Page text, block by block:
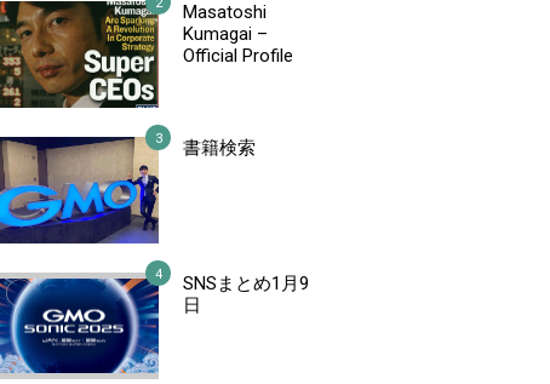
Masatoshi
Kumagai –
Official Profile
書籍検索
SNSまとめ1月9
日